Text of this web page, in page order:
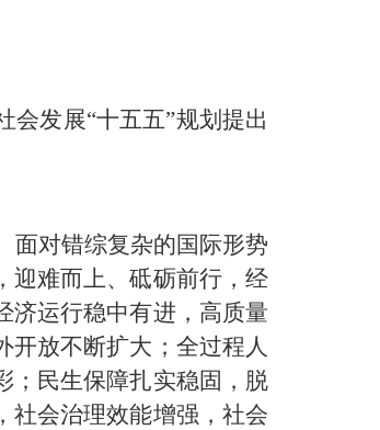
发展“十五五”规划提出
面对错综复杂的国际形势
迎难而上、砥砺前行，经
济运行稳中有进，高质量
开放不断扩大；全过程人
；民生保障扎实稳固，脱
社会治理效能增强，社会